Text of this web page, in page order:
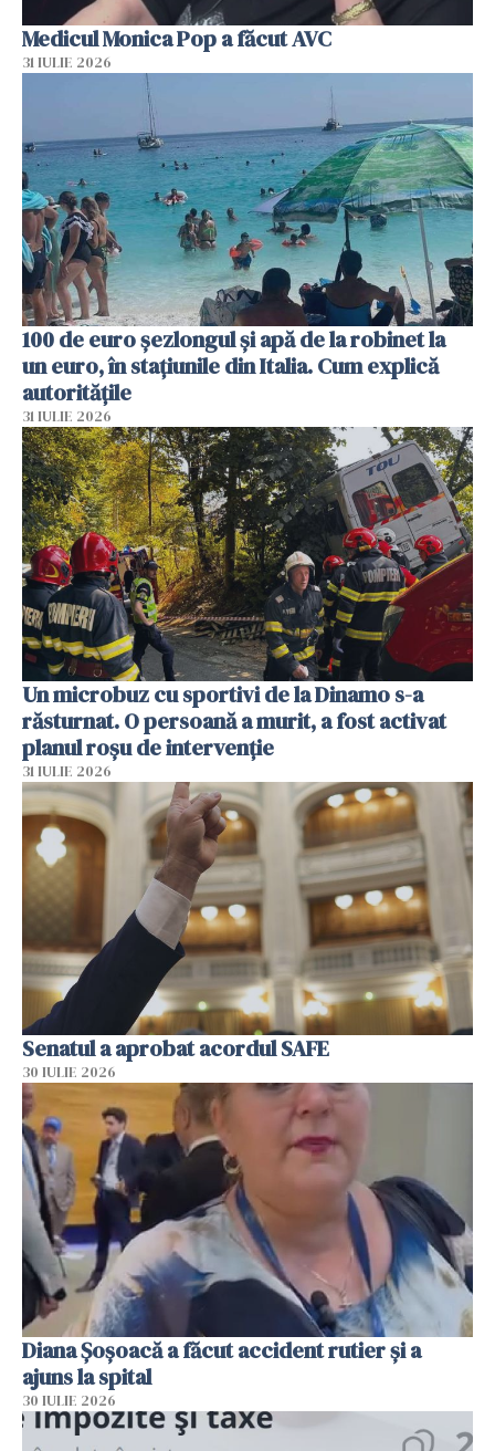
Medicul Monica Pop a făcut AVC
31 IULIE 2026
100 de euro șezlongul și apă de la robinet la
un euro, în stațiunile din Italia. Cum explică
autoritățile
31 IULIE 2026
Un microbuz cu sportivi de la Dinamo s-a
răsturnat. O persoană a murit, a fost activat
planul roșu de intervenție
31 IULIE 2026
Senatul a aprobat acordul SAFE
30 IULIE 2026
Diana Șoșoacă a făcut accident rutier și a
ajuns la spital
30 IULIE 2026